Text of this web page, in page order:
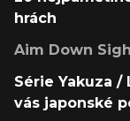
hrách
Aim Down
Série Yakuza /
vás japonské